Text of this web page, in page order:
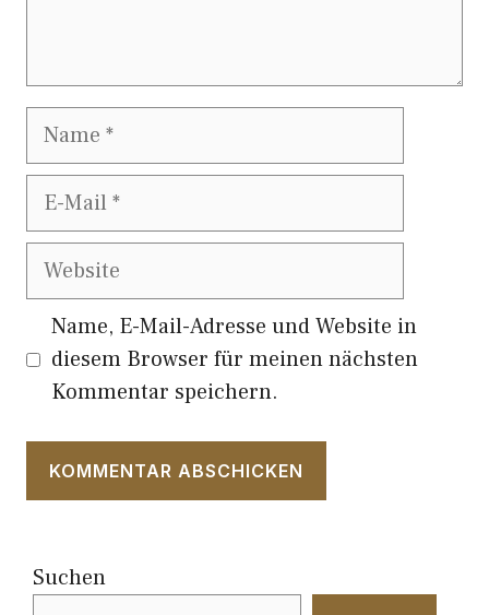
Name
E-
Website
Name, E-Mail-Adresse und Website in
diesem Browser für meinen nächsten
Kommentar speichern.
Suchen